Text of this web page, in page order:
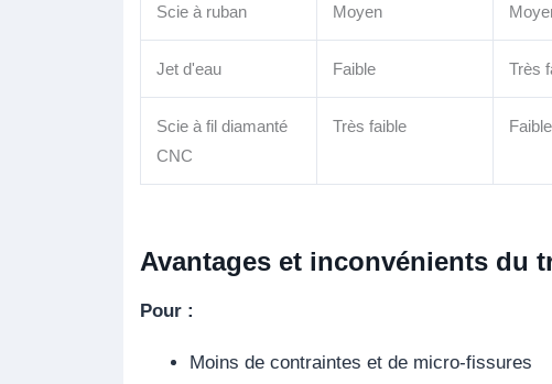
Scie à ruban Moyen
Jet d'eau Faible Très
Scie à fil diamanté
CNC
Très faible Faible
Avantages et inconvénients du
Pour :
Moins de contraintes et de micro-fissures